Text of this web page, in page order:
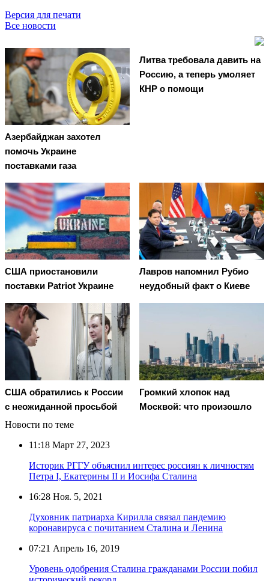
Версия для печати
Все новости
Азербайджан захотел
помочь Украине
поставками газа
Литва требовала давить на
Россию, а теперь умоляет
КНР о помощи
США приостановили
поставки Patriot Украине
Лавров напомнил Рубио
неудобный факт о Киеве
США обратились к России
с неожиданной просьбой
Громкий хлопок над
Москвой: что произошло
Новости по теме
11:18 Март 27, 2023
Историк РГГУ объяснил интерес россиян к личностям
Петра I, Екатерины II и Иосифа Сталина
16:28 Ноя. 5, 2021
Духовник патриарха Кирилла связал пандемию
коронавируса с почитанием Сталина и Ленина
07:21 Апрель 16, 2019
Уровень одобрения Сталина гражданами России побил